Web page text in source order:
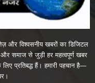
और विश्वसनीय खबरों का डिजिटल
और समाज से जुड़ी हर महत्वपूर्ण खबर
प्रतिबद्ध हैं। हमारी पहचान है—